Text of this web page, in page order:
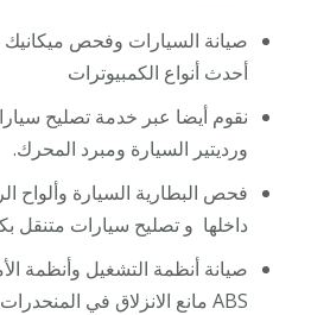
صيانة السيارات وفحص ميكانيك
أحدث أنواع الكمبيوترات
نقوم أيضا عبر خدمة تصليح
ورديتير السيارة ومبرد المحرك.
فحص البطارية السيارة وألواح
داخلها و تصليح سيارات متنقل
صيانة أنظمة التشغيل وأنظمة
ABS مانع الانزلاق في المنحدرات